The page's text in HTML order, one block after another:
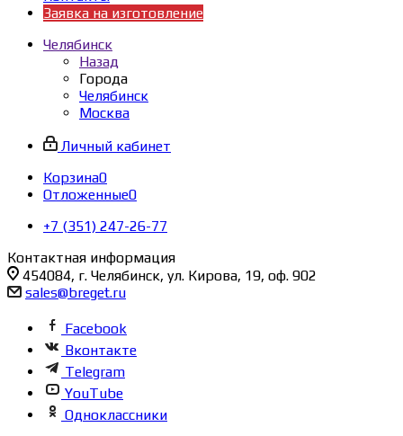
Заявка на изготовление
Челябинск
Назад
Города
Челябинск
Москва
Личный кабинет
Корзина0
Отложенные0
+7 (351) 247-26-77
Контактная информация
454084, г. Челябинск, ул. Кирова, 19, оф. 902
sales@breget.ru
Facebook
Вконтакте
Telegram
YouTube
Одноклассники